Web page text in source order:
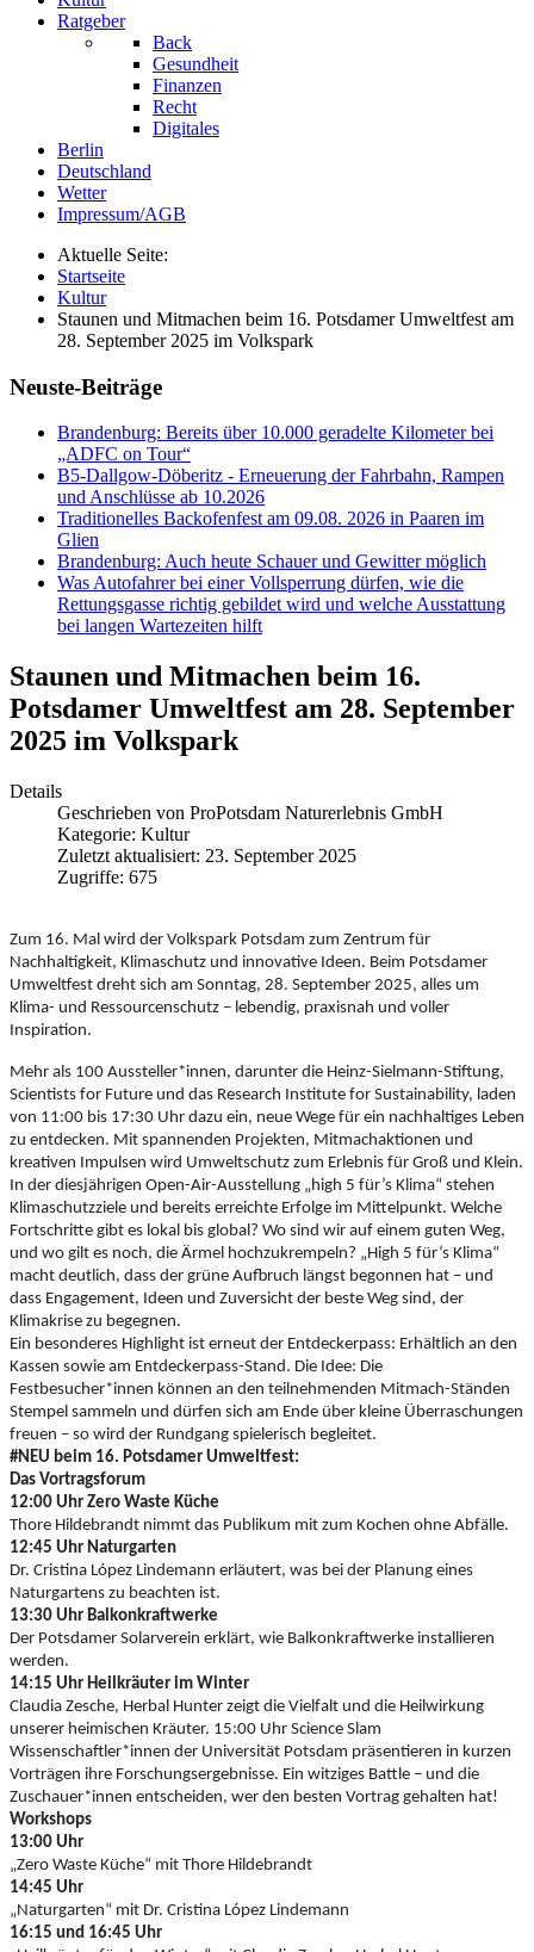
Ratgeber
Back
Gesundheit
Finanzen
Recht
Digitales
Berlin
Deutschland
Wetter
Impressum/AGB
Aktuelle Seite:
Startseite
Kultur
Staunen und Mitmachen beim 16. Potsdamer Umweltfest am
28. September 2025 im Volkspark
Neuste-Beiträge
Brandenburg: Bereits über 10.000 geradelte Kilometer bei
„ADFC on Tour“
B5-Dallgow-Döberitz - Erneuerung der Fahrbahn, Rampen
und Anschlüsse ab 10.2026
Traditionelles Backofenfest am 09.08. 2026 in Paaren im
Glien
Brandenburg: Auch heute Schauer und Gewitter möglich
Was Autofahrer bei einer Vollsperrung dürfen, wie die
Rettungsgasse richtig gebildet wird und welche Ausstattung
bei langen Wartezeiten hilft
Staunen und Mitmachen beim 16.
Potsdamer Umweltfest am 28. September
2025 im Volkspark
Details
Geschrieben von ProPotsdam Naturerlebnis GmbH
Kategorie: Kultur
Zuletzt aktualisiert: 23. September 2025
Zugriffe: 675
Zum 16. Mal wird der Volkspark Potsdam zum Zentrum für
Nachhaltigkeit, Klimaschutz und innovative Ideen. Beim Potsdamer
Umweltfest dreht sich am Sonntag, 28. September 2025, alles um
Klima- und Ressourcenschutz – lebendig, praxisnah und voller
Inspiration.
Mehr als 100 Aussteller*innen, darunter die Heinz-Sielmann-Stiftung,
Scientists for Future und das Research Institute for Sustainability, laden
von 11:00 bis 17:30 Uhr dazu ein, neue Wege für ein nachhaltiges Leben
zu entdecken. Mit spannenden Projekten, Mitmachaktionen und
kreativen Impulsen wird Umweltschutz zum Erlebnis für Groß und Klein.
In der diesjährigen Open-Air-Ausstellung „high 5 für’s Klima“ stehen
Klimaschutzziele und bereits erreichte Erfolge im Mittelpunkt. Welche
Fortschritte gibt es lokal bis global? Wo sind wir auf einem guten Weg,
und wo gilt es noch, die Ärmel hochzukrempeln? „High 5 für’s Klima“
macht deutlich, dass der grüne Aufbruch längst begonnen hat – und
dass Engagement, Ideen und Zuversicht der beste Weg sind, der
Klimakrise zu begegnen.
Ein besonderes Highlight ist erneut der Entdeckerpass: Erhältlich an den
Kassen sowie am Entdeckerpass-Stand. Die Idee: Die
Festbesucher*innen können an den teilnehmenden Mitmach-Ständen
Stempel sammeln und dürfen sich am Ende über kleine Überraschungen
freuen – so wird der Rundgang spielerisch begleitet.
#NEU beim 16. Potsdamer Umweltfest:
Das Vortragsforum
12:00 Uhr Zero Waste Küche
Thore Hildebrandt nimmt das Publikum mit zum Kochen ohne Abfälle.
12:45 Uhr Naturgarten
Dr. Cristina López Lindemann erläutert, was bei der Planung eines
Naturgartens zu beachten ist.
13:30 Uhr Balkonkraftwerke
Der Potsdamer Solarverein erklärt, wie Balkonkraftwerke installieren
werden.
14:15 Uhr Heilkräuter im Winter
Claudia Zesche, Herbal Hunter zeigt die Vielfalt und die Heilwirkung
unserer heimischen Kräuter. 15:00 Uhr Science Slam
Wissenschaftler*innen der Universität Potsdam präsentieren in kurzen
Vorträgen ihre Forschungsergebnisse. Ein witziges Battle – und die
Zuschauer*innen entscheiden, wer den besten Vortrag gehalten hat!
Workshops
13:00 Uhr
„Zero Waste Küche“ mit Thore Hildebrandt
14:45 Uhr
„Naturgarten“ mit Dr. Cristina López Lindemann
16:15 und 16:45 Uhr